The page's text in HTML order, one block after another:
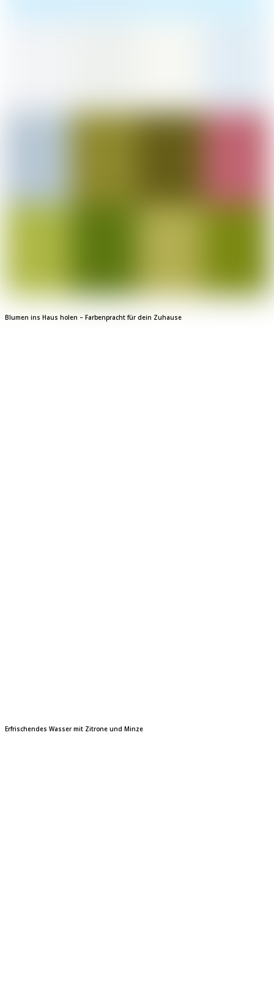
Blumen ins Haus holen – Farbenpracht für dein Zuhause
Erfrischendes Wasser mit Zitrone und Minze